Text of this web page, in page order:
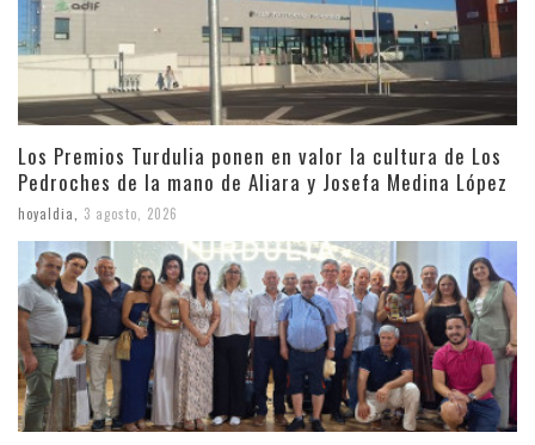
Los Premios Turdulia ponen en valor la cultura de Los
Pedroches de la mano de Aliara y Josefa Medina López
hoyaldia 3 agosto, 2026